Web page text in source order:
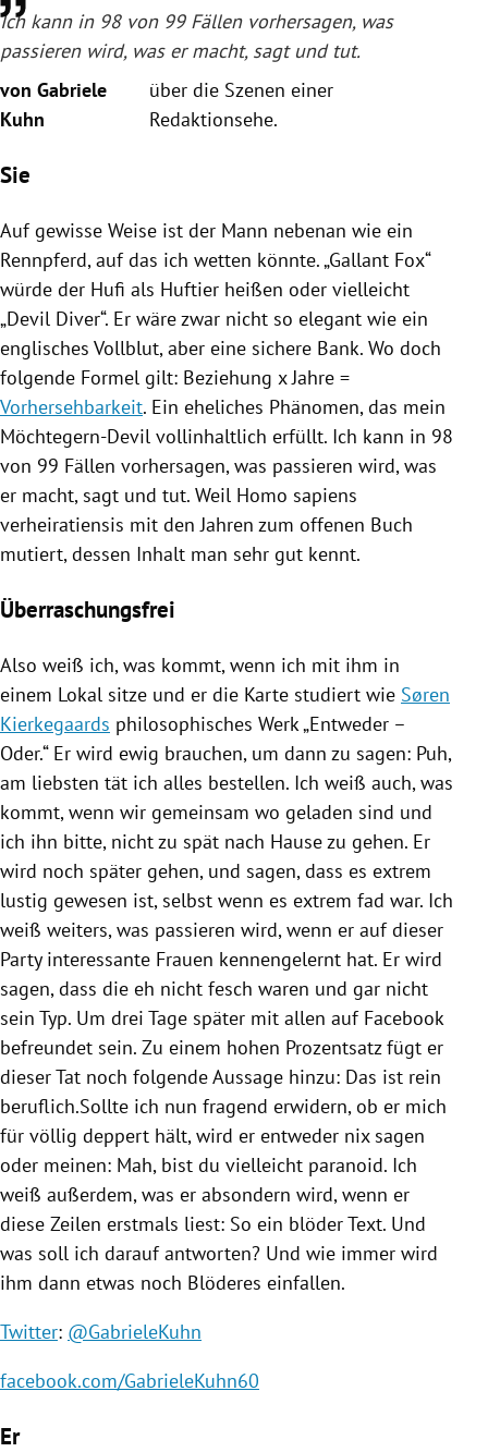
Ich kann in 98 von 99 Fällen vorhersagen, was
passieren wird, was er macht, sagt und tut.
von Gabriele
Kuhn
über die Szenen einer
Redaktionsehe.
Sie
Auf gewisse Weise ist der Mann nebenan wie ein
Rennpferd, auf das ich wetten könnte. „Gallant Fox“
würde der Hufi als Huftier heißen oder vielleicht
„Devil Diver“. Er wäre zwar nicht so elegant wie ein
englisches Vollblut, aber eine sichere Bank. Wo doch
folgende Formel gilt: Beziehung x Jahre =
Vorhersehbarkeit. Ein eheliches Phänomen, das mein
Möchtegern-Devil vollinhaltlich erfüllt. Ich kann in 98
von 99 Fällen vorhersagen, was passieren wird, was
er macht, sagt und tut. Weil Homo sapiens
verheiratiensis mit den Jahren zum offenen Buch
mutiert, dessen Inhalt man sehr gut kennt.
Überraschungsfrei
Also weiß ich, was kommt, wenn ich mit ihm in
einem Lokal sitze und er die Karte studiert wie Søren
Kierkegaards philosophisches Werk „Entweder –
Oder.“ Er wird ewig brauchen, um dann zu sagen: Puh,
am liebsten tät ich alles bestellen. Ich weiß auch, was
kommt, wenn wir gemeinsam wo geladen sind und
ich ihn bitte, nicht zu spät nach Hause zu gehen. Er
wird noch später gehen, und sagen, dass es extrem
lustig gewesen ist, selbst wenn es extrem fad war. Ich
weiß weiters, was passieren wird, wenn er auf dieser
Party interessante Frauen kennengelernt hat. Er wird
sagen, dass die eh nicht fesch waren und gar nicht
sein Typ. Um drei Tage später mit allen auf Facebook
befreundet sein. Zu einem hohen Prozentsatz fügt er
dieser Tat noch folgende Aussage hinzu: Das ist rein
beruflich.Sollte ich nun fragend erwidern, ob er mich
für völlig deppert hält, wird er entweder nix sagen
oder meinen: Mah, bist du vielleicht paranoid. Ich
weiß außerdem, was er absondern wird, wenn er
diese Zeilen erstmals liest: So ein blöder Text. Und
was soll ich darauf antworten? Und wie immer wird
ihm dann etwas noch Blöderes einfallen.
Twitter: @GabrieleKuhn
facebook.com/GabrieleKuhn60
Er